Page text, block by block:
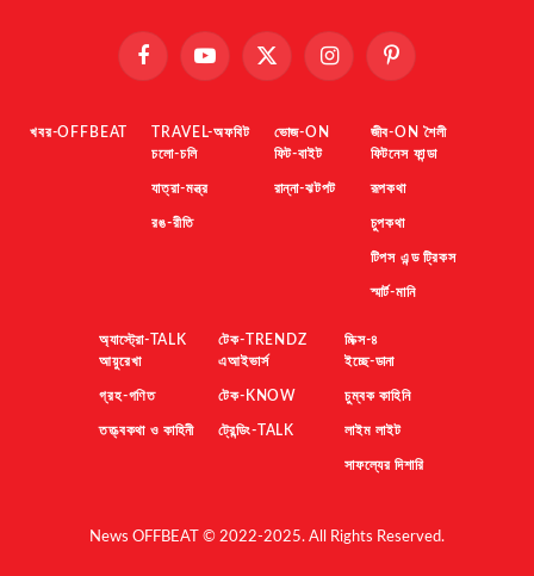
FacebookYouTube X
InstagramPinterest
খবর-OFFBEAT
TRAVEL-অফবিট
চলো-চলি
যাত্রা-মন্ত্র
রঙ-রীতি
ভোজ-ON
ফিট-বাইট
রান্না-ঝটপট
জীব-ON শৈলী
ফিটনেস ফান্ডা
রূপকথা
চুপকথা
টিপস এন্ড ট্রিকস
স্মার্ট-মানি
অ্যাস্ট্রো-TALK
আয়ুরেখা
গ্রহ-গণিত
তত্ত্বকথা ও কাহিনী
টেক-TRENDZ
এআইভার্স
টেক-KNOW
ট্রেন্ডিং-TALK
মিক্স-৪
ইচ্ছে-ডানা
চুম্বক কাহিনি
লাইম লাইট
সাফল্যের দিশারি
News OFFBEAT © 2022-2025. All Rights Reserved.